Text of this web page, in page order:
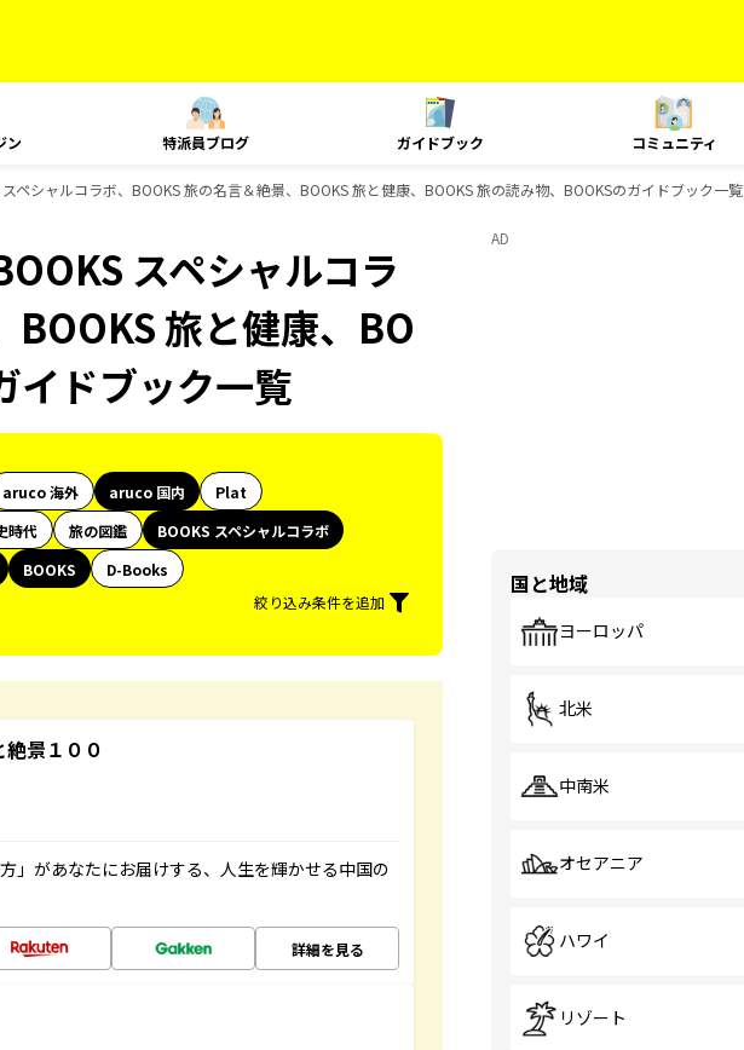
ン 特派員ブログ ガイドブック コミュニティ
ペシャルコラボ、BOOKS 旅の名言＆絶景、BOOKS 旅と健康、BOOKS 旅の読み物、BOOKSのガイドブック一覧
スペシャルコラ
旅と健康、BO
イドブック一覧
aruco 海外 aruco 国内
Plat
時代 旅の図鑑
BOOKS スペシャルコラボ
BOOKS
D-Books
絞り込み条件を追加
景１００
」があなたにお届けする、人生を輝かせる中国の
詳細を見る
AD
国と地域
ヨーロッパ
北米
中南米
オセアニア
ハワイ
リゾート